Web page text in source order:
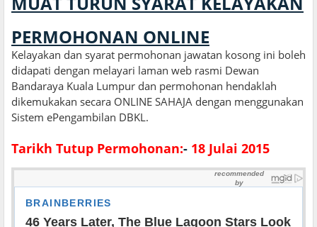
PERMOHONAN ONLINE
Kelayakan dan syarat permohonan jawatan kosong ini boleh
didapati dengan melayari laman web rasmi Dewan
Bandaraya Kuala Lumpur dan permohonan hendaklah
dikemukakan secara ONLINE SAHAJA dengan menggunakan
Sistem ePengambilan DBKL.
Tarikh Tutup Permohonan:- 18 Julai 2015